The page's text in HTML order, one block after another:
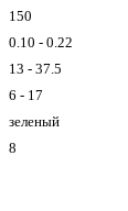
150
0.10 - 0.22
13 - 37.5
6 - 17
зеленый
8